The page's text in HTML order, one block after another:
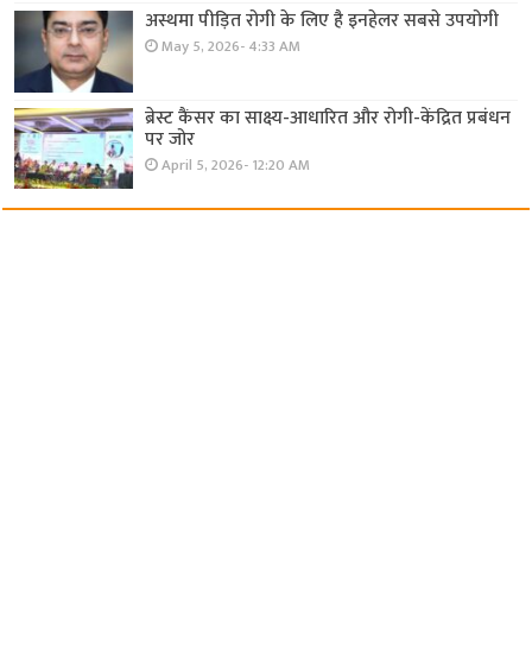
अस्थमा पीड़ित रोगी के लिए है इनहेलर सबसे उपयोगी
May 5, 2026- 4:33 AM
ब्रेस्ट कैंसर का साक्ष्य-आधारित और रोगी-केंद्रित प्रबंधन
पर जोर
April 5, 2026- 12:20 AM